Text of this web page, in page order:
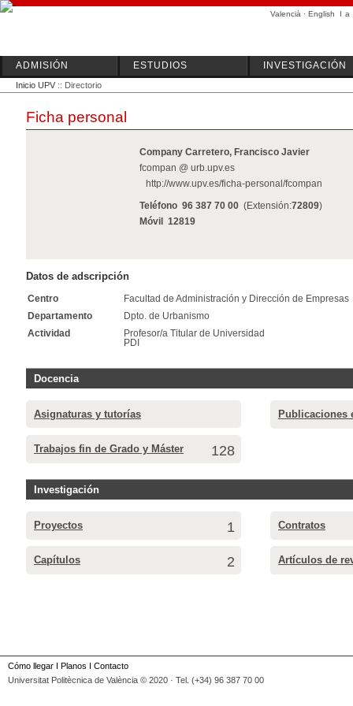
Valencià · English I a
ADMISIÓN ESTUDIOS INVESTIGACIÓN
Inicio UPV :: Directorio
Ficha personal
Company Carretero, Francisco Javier
fcompan @ urb.upv.es
http://www.upv.es/ficha-personal/fcompan
Teléfono 96 387 70 00 (Extensión:72809)
Móvil
12819
Datos de adscripción
Centro
Facultad de Administración y Dirección de Empresas
Departamento
Dpto. de Urbanismo
Actividad
Profesor/a Titular de Universidad
PDI
Docencia
Asignaturas y tutorías Publicaciones
Trabajos fin de Grado y Máster 128
Investigación
Proyectos 1 Contratos
Capítulos 2 Artículos de
Cómo llegar I Planos I Contacto
Universitat Politècnica de València © 2020 · Tel. (+34) 96 387 70 00